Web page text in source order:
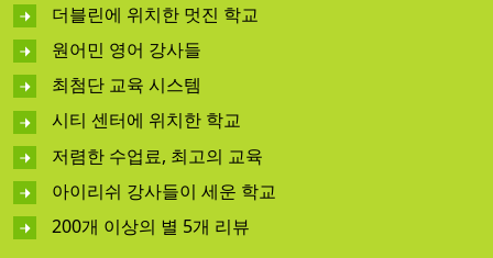
더블린에 위치한 멋진 학교
원어민 영어 강사들
최첨단 교육 시스템
시티 센터에 위치한 학교
저렴한 수업료, 최고의 교육
아이리쉬 강사들이 세운 학교
200개 이상의 별 5개 리뷰